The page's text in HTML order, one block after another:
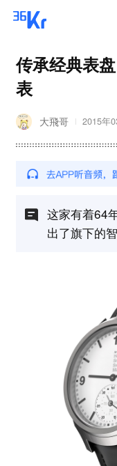
传承经典表
表
大飛哥 2015年
这家有着64
出了旗下的智